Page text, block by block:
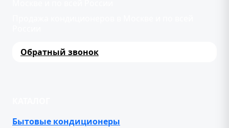
Обратный звонок
Бытовые кондиционеры